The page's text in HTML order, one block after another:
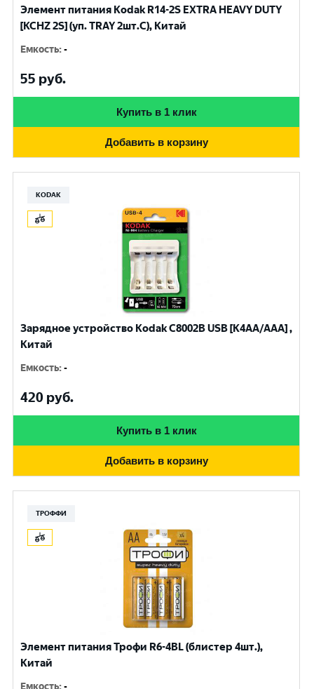
Элемент питания Kodak R14-2S EXTRA HEAVY DUTY
[KCHZ 2S] (уп. TRAY 2шт.C), Китай
Емкость:-
55 руб.
Купить в 1 клик
Добавить в корзину
KODAK
Зарядное устройство Kodak С8002B USB [K4AA/AAA] ,
Китай
Емкость:-
420 руб.
Купить в 1 клик
Добавить в корзину
ТРОФФИ
Элемент питания Трофи R6-4BL (блистер 4шт.),
Китай
Емкость:-